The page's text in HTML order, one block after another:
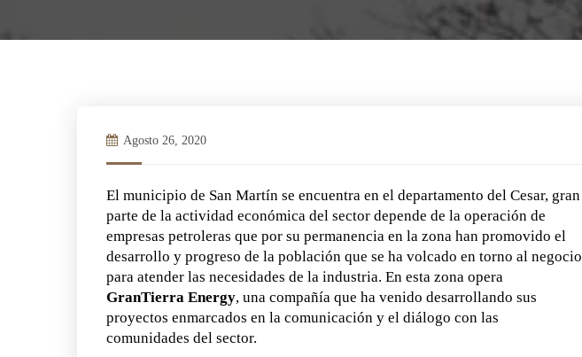
Agosto 26, 2020
El municipio de San Martín se encuentra en el departamento del Cesar, gran
parte de la actividad económica del sector depende de la operación de
empresas petroleras que por su permanencia en la zona han promovido el
desarrollo y progreso de la población que se ha volcado en torno al negocio
para atender las necesidades de la industria. En esta zona opera
GranTierra Energy, una compañía que ha venido desarrollando sus
proyectos enmarcados en la comunicación y el diálogo con las
comunidades del sector.